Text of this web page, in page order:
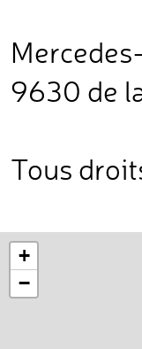
9630 de
Tous
+
−